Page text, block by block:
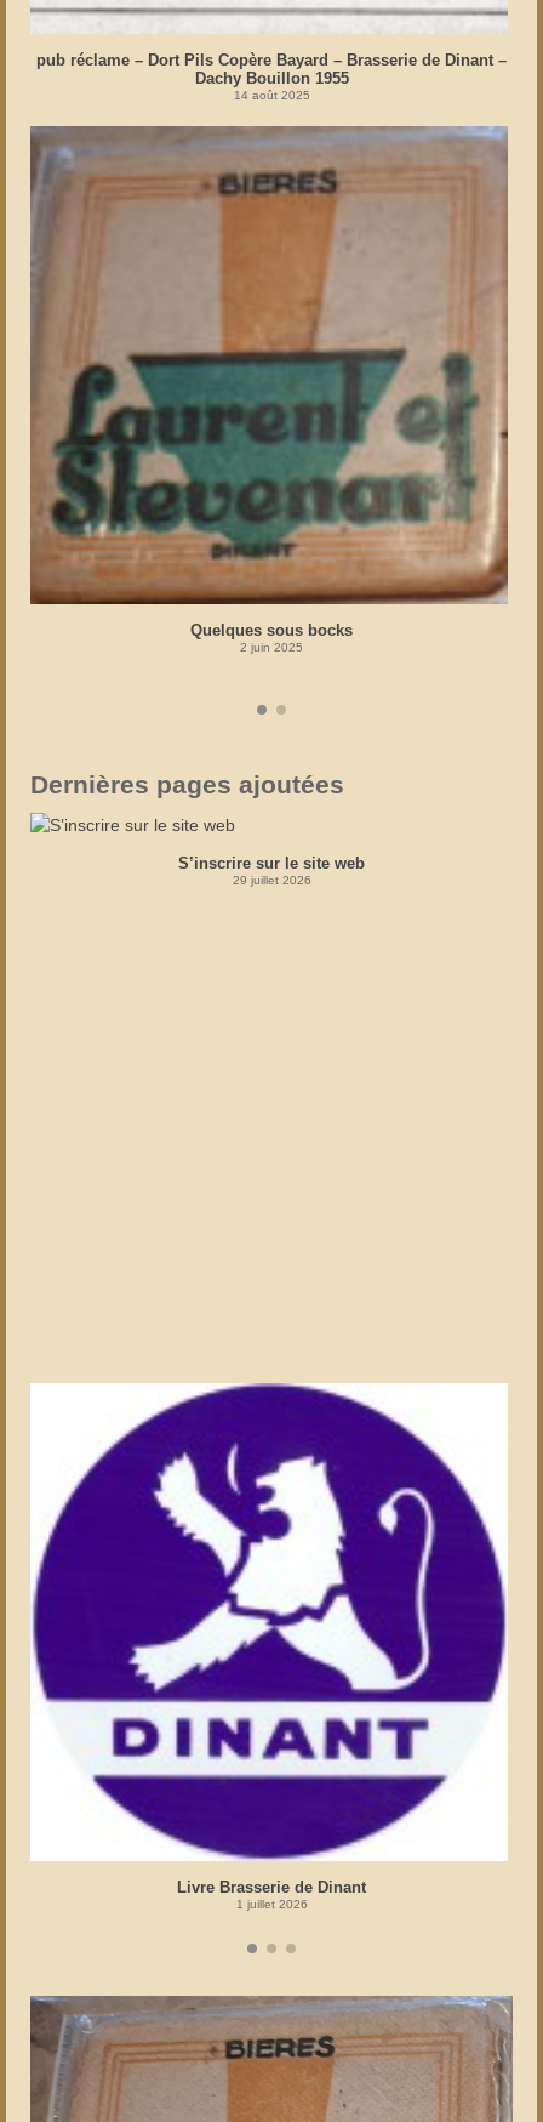
pub réclame – Dort Pils Copère Bayard – Brasserie de Dinant –
Dachy Bouillon 1955
14 août 2025
Quelques sous bocks
2 juin 2025
Dernières pages ajoutées
S’inscrire sur le site web
29 juillet 2026
Livre Brasserie de Dinant
1 juillet 2026